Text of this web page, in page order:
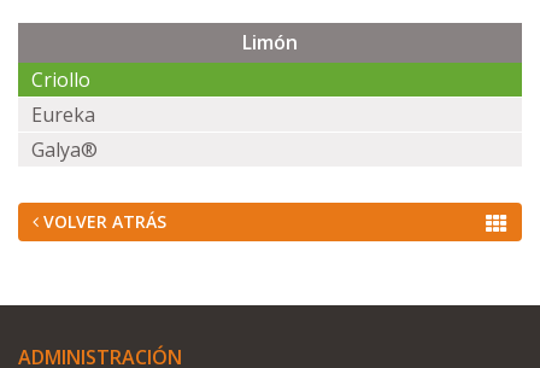
Limón
Criollo
Eureka
Galya®
VOLVER ATRÁS
ADMINISTRACIÓN